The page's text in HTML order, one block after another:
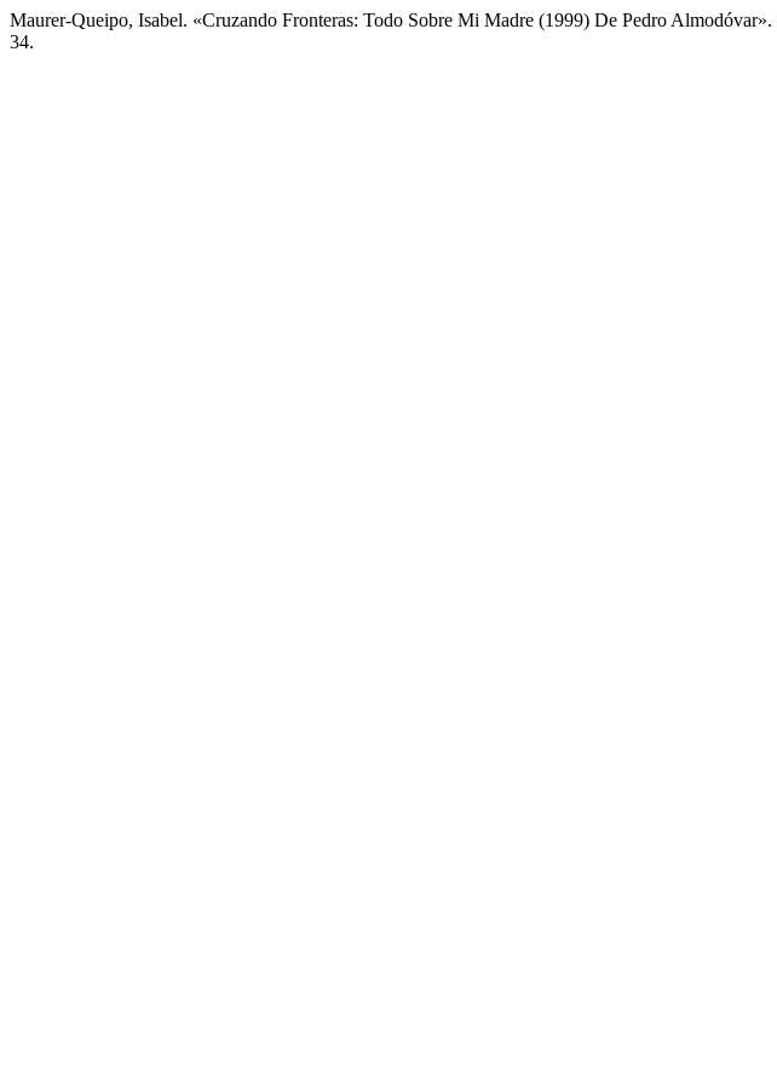
Maurer-Queipo, Isabel. «Cruzando Fronteras: Todo Sobre Mi Madre (1999) De Pedro Almodóvar».
34.